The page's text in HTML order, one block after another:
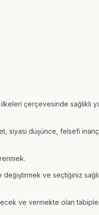
çerçevesinde sağlıklı
siyasi düşünce, felsefi
değiştirmek ve seçtiğiniz
ve vermekte olan